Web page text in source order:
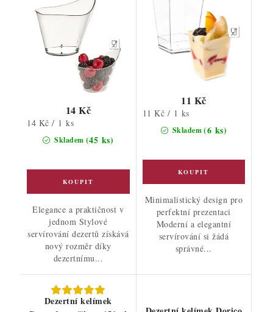
Skladem (45 ks)
14 Kč
Měrná
cena:
14 Kč / 1 ks
Elegance a praktičnost v
jednom Stylové
servírování dezertů získává
nový rozměr díky
dezertnímu...
Skladem(6 ks)
11 Kč
Měrná
11 Kč / 1 ks
Minimalistický design pro
perfektní prezentaci
Moderní a elegantní
servírování si žádá
správné...
Dezertní kelímek